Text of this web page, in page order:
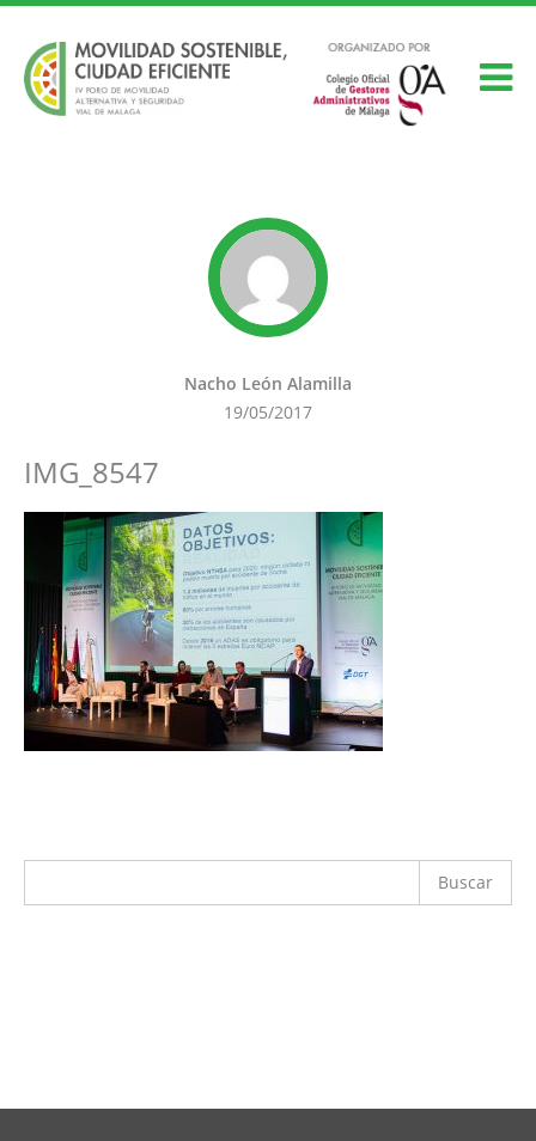
Nacho León Alamilla
19/05/2017
IMG_8547